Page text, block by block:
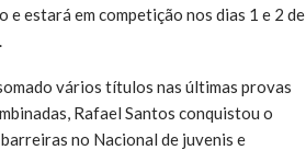
estará em competição nos dias 1 e 2 de
vários títulos nas últimas provas
Rafael Santos conquistou o
no Nacional de juvenis e